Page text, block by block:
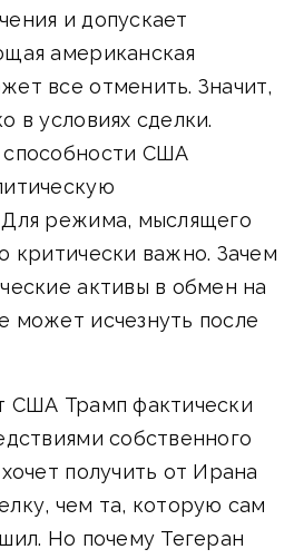
и допускает
американская
все отменить. Значит,
в условиях сделки.
США
режима, мыслящего
критически важно. Зачем
активы в обмен на
может исчезнуть после
США Трамп фактически
собственного
получить от Ирана
чем та, которую сам
Но почему Тегеран